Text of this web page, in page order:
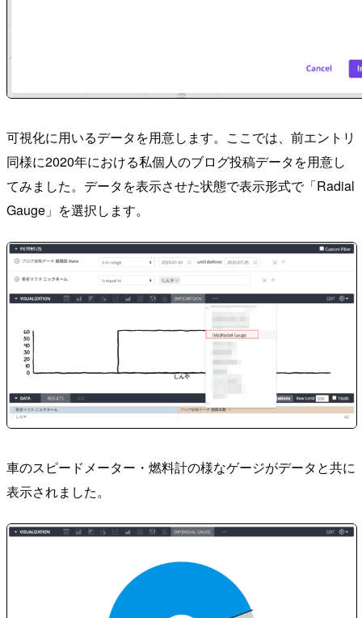
可視化に用いるデータを用意します。ここでは、前エントリ
同様に2020年における私個人のブログ投稿データを用意し
てみました。データを表示させた状態で表示形式で「Radial
Gauge」を選択します。
車のスピードメーター・燃料計の様なゲージがデータと共に
表示されました。